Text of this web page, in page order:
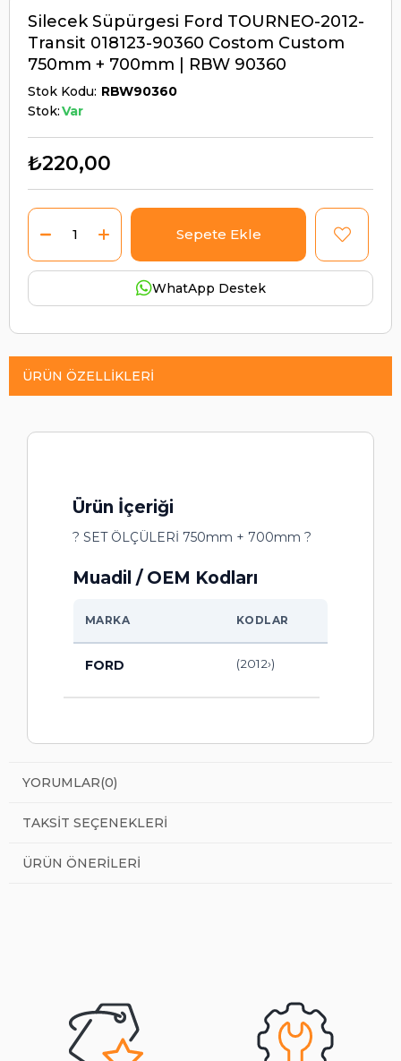
Silecek Süpürgesi Ford TOURNEO-2012-
Transit 018123-90360 Costom Custom
750mm + 700mm | RBW 90360
Stok Kodu RBW90360
Stok:Var
₺220,00
WhatApp Destek
ÜRÜN ÖZELLIKLERI
Ürün İçeriği
? SET ÖLÇÜLERİ 750mm + 700mm ?
Muadil / OEM Kodları
MARKA KODLAR
FORD (2012›)
YORUMLAR(0)
TAKSIT SEÇENEKLERI
ÜRÜN ÖNERILERI